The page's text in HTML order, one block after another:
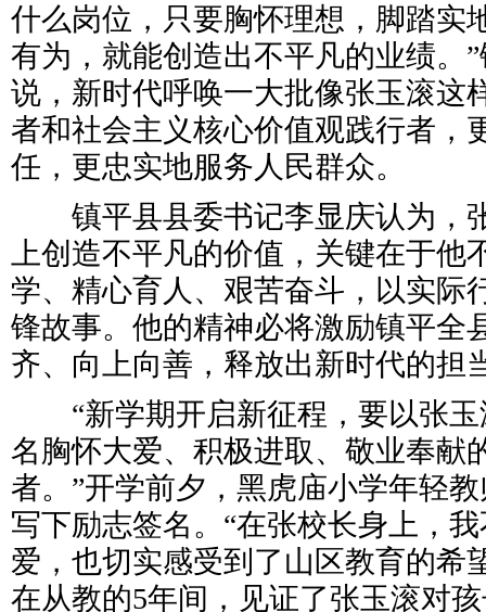
什么岗位，只要胸怀理想，脚踏实
有为，就能创造出不平凡的业绩。
说，新时代呼唤一大批像张玉滚这
者和社会主义核心价值观践行者，
任，更忠实地服务人民群众。
镇平县县委书记李显庆认为，
上创造不平凡的价值，关键在于他
学、精心育人、艰苦奋斗，以实际
锋故事。他的精神必将激励镇平全
齐、向上向善，释放出新时代的担
“新学期开启新征程，要以张玉
名胸怀大爱、积极进取、敬业奉献
者。”开学前夕，黑虎庙小学年轻
写下励志签名。“在张校长身上，
爱，也切实感受到了山区教育的希
在从教的5年间，见证了张玉滚对